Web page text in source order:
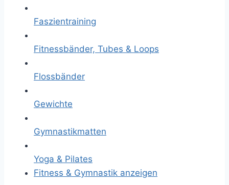
Faszientraining
Fitnessbänder, Tubes & Loops
Flossbänder
Gewichte
Gymnastikmatten
Yoga & Pilates
Fitness & Gymnastik anzeigen